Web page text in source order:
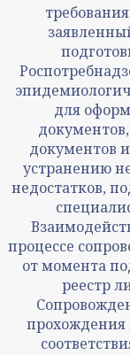
для
документов
устранению
недостатков,
процессе
от момента
реестр
прохождения